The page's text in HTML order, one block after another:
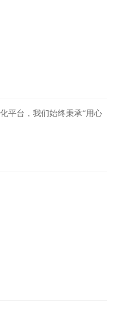
平台，我们始终秉承“用心